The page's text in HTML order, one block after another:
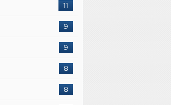
11
9
9
8
8